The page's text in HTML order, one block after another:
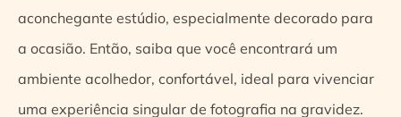
aconchegante estúdio, especialmente decorado para
a ocasião. Então, saiba que você encontrará um
ambiente acolhedor, confortável, ideal para vivenciar
uma experiência singular de fotografia na gravidez.